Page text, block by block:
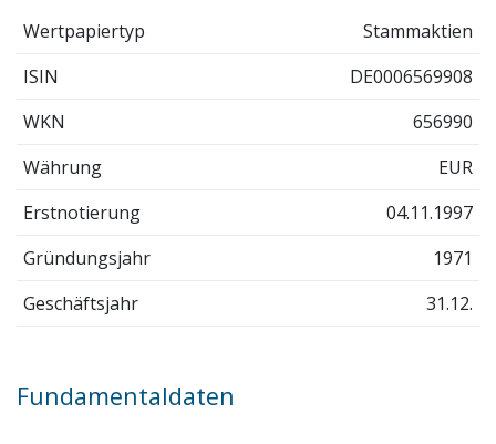
Wertpapiertyp
Stammaktien
ISIN
DE0006569908
WKN
656990
Währung
EUR
Erstnotierung
04.11.1997
Gründungsjahr
1971
Geschäftsjahr
31.12.
Fundamentaldaten